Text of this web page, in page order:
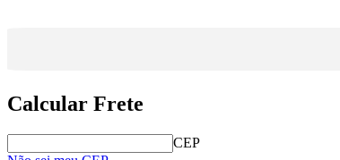
Calcular Frete
CEP